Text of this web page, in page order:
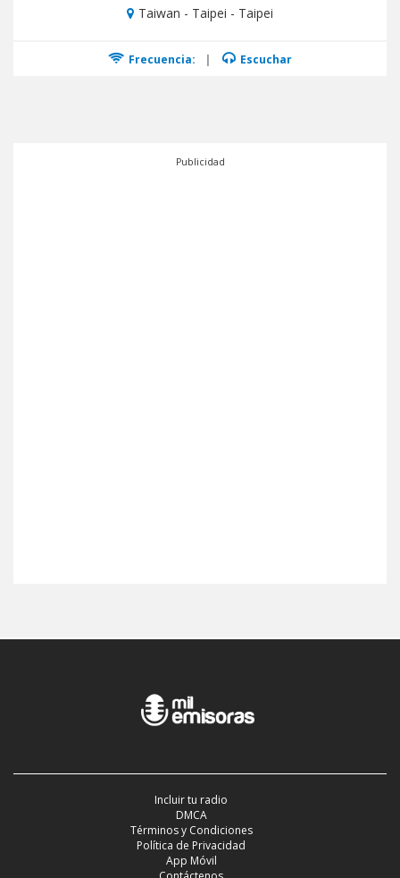
Taiwan - Taipei - Taipei
Frecuencia: | Escuchar
Publicidad
Incluir tu radio
DMCA
Términos y Condiciones
Política de Privacidad
App Móvil